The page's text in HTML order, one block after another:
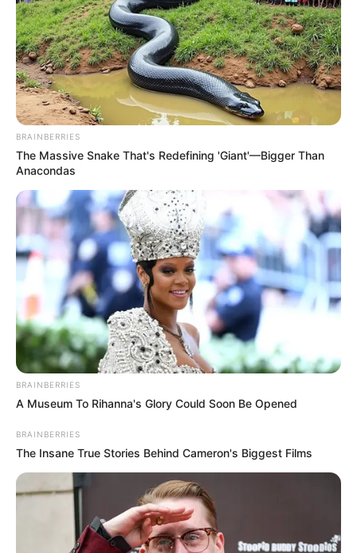
BRAINBERRIES
The Massive Snake That's Redefining 'Giant'—Bigger Than
Anacondas
BRAINBERRIES
A Museum To Rihanna's Glory Could Soon Be Opened
BRAINBERRIES
The Insane True Stories Behind Cameron's Biggest Films